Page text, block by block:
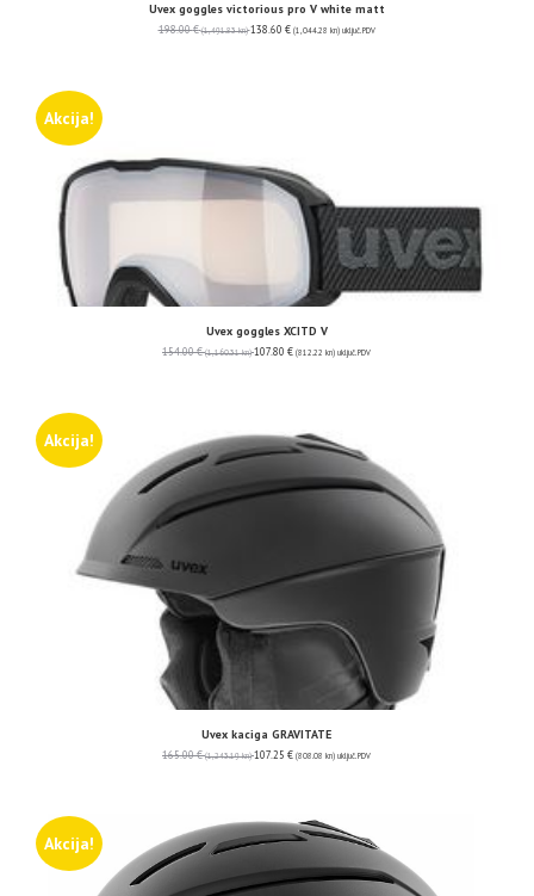
Uvex goggles victorious pro V white matt
198.00€ (1,491.83 kn) 138.60 € (1,044.28 kn) uključ. PDV
Akcija!
Uvex goggles XCITD V
154.00€ (1,160.31 kn) 107.80 € (812.22 kn) uključ. PDV
Akcija!
Uvex kaciga GRAVITATE
165.00€ (1,243.19 kn) 107.25 € (808.08 kn) uključ. PDV
Akcija!